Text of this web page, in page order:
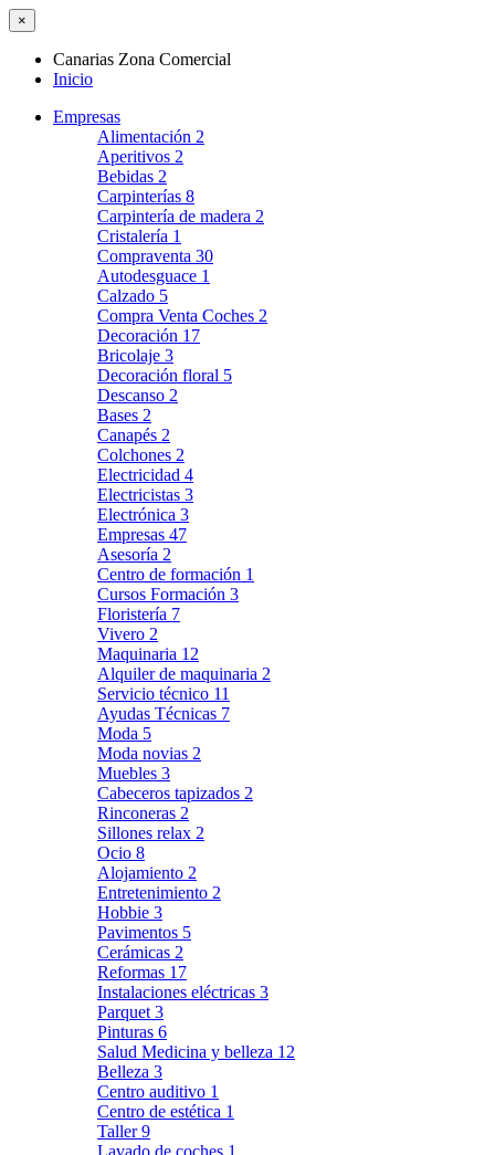
×
Canarias Zona Comercial
Inicio
Empresas
Alimentación 2
Aperitivos 2
Bebidas 2
Carpinterías 8
Carpintería de madera 2
Cristalería 1
Compraventa 30
Autodesguace 1
Calzado 5
Compra Venta Coches 2
Decoración 17
Bricolaje 3
Decoración floral 5
Descanso 2
Bases 2
Canapés 2
Colchones 2
Electricidad 4
Electricistas 3
Electrónica 3
Empresas 47
Asesoría 2
Centro de formación 1
Cursos Formación 3
Floristería 7
Vivero 2
Maquinaria 12
Alquiler de maquinaria 2
Servicio técnico 11
Ayudas Técnicas 7
Moda 5
Moda novias 2
Muebles 3
Cabeceros tapizados 2
Rinconeras 2
Sillones relax 2
Ocio 8
Alojamiento 2
Entretenimiento 2
Hobbie 3
Pavimentos 5
Cerámicas 2
Reformas 17
Instalaciones eléctricas 3
Parquet 3
Pinturas 6
Salud Medicina y belleza 12
Belleza 3
Centro auditivo 1
Centro de estética 1
Taller9
Lavado de coches 1